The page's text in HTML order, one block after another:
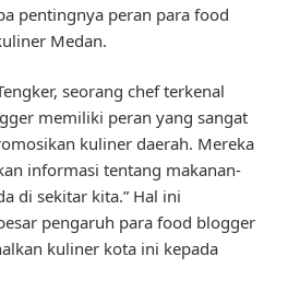
pentingnya peran para food
Medan.
seorang chef terkenal
memiliki peran yang sangat
kuliner daerah. Mereka
informasi tentang makanan-
di sekitar kita.” Hal ini
pengaruh para food blogger
kuliner kota ini kepada